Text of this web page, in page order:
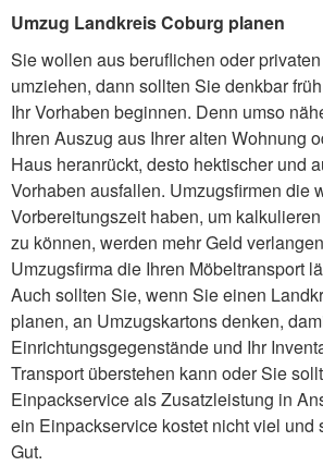
Umzug Landkreis Coburg planen
Sie wollen aus beruflichen oder
umziehen, dann sollten Sie denkbar
Ihr Vorhaben beginnen. Denn umso
Ihren Auszug aus Ihrer alten Wohnung
Haus heranrückt, desto hektischer und
Vorhaben ausfallen. Umzugsfirmen die
Vorbereitungszeit haben, um
zu können, werden mehr Geld
Umzugsfirma die Ihren Möbeltransport
Auch sollten Sie, wenn Sie einen
planen, an Umzugskartons denken,
Einrichtungsgegenstände und Ihr
Transport überstehen kann oder Sie
Einpackservice als Zusatzleistung in
ein Einpackservice kostet nicht viel und
Gut.